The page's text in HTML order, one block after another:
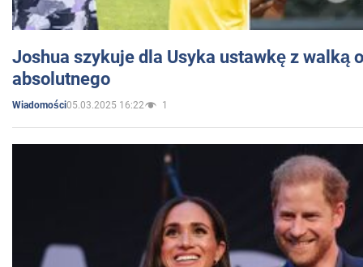
Joshua szykuje dla Usyka ustawkę z walką
absolutnego
Wiadomości05.03.2025 16:22 1